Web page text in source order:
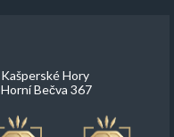
Kašperské Hory
Horní Bečva 367